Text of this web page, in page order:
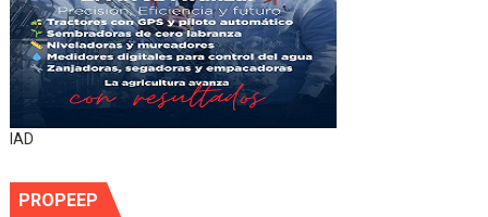
IAD
PROPEEP